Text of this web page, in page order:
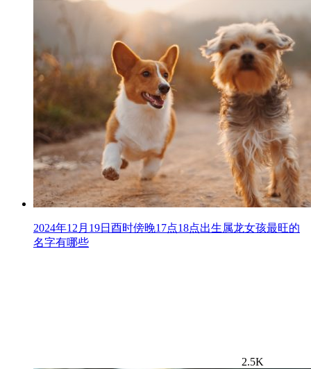
2024年12月19日酉时傍晚17点18点出生属龙女孩最旺的
名字有哪些
2.5K